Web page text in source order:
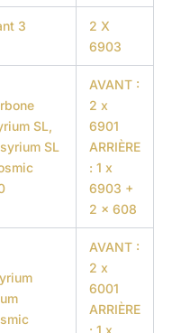
3
2 X
6903
SL,
SL
AVANT :
2 x
6901
ARRIÈRE
: 1 x
6903 +
2 x 608
AVANT :
2 x
6001
ARRIÈRE